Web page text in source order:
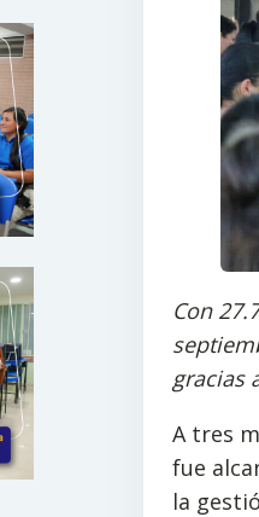
Con
gracias
A tres
fue
la